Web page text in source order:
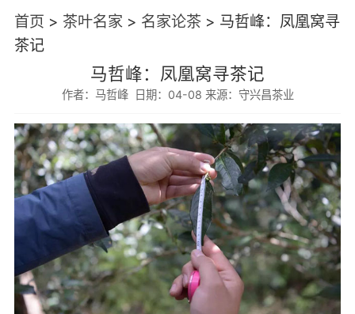
首页 > 茶叶名家> 名家论茶> 马哲峰：凤凰窝寻
茶记
马哲峰：凤凰窝寻茶记
作者：马哲峰 日期：04-08 来源：守兴昌茶业